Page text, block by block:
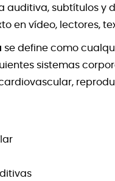
auditiva, subtítulos y
en vídeo, lectores,
se define como
sistemas